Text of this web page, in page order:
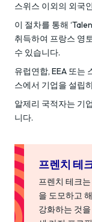
스위스 이외의 외국
이 절차를 통해
취득하여 프랑스 영
수 있습니다.
유럽연합, EEA 또는
스에서 기업을 설립
알제리 국적자는 기
니다.
프렌치 테
프렌치 테크
을 도모하고
강화하는 것